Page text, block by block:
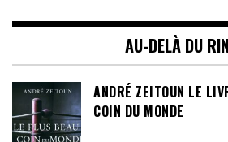
AU-DELÀ DU
ANDRÉ ZEITOUN LE
COIN DU MONDE